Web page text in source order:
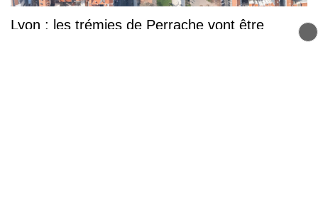
Lyon : les trémies de Perrache vont être